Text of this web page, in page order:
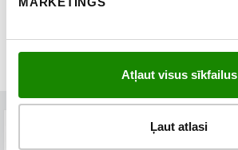
Atļaut visus sīkfailus
Ļaut atlasi
TEHNISKIE PARAMETRI